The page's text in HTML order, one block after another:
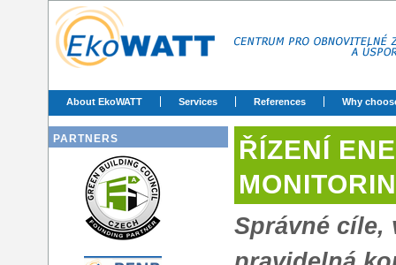
About EkoWATT Services References Why
PARTNERS
ŘÍZENÍ
Správné cíle,